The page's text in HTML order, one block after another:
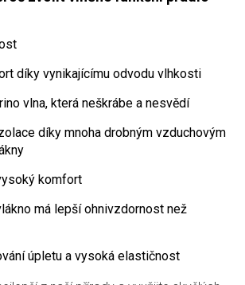
díky vynikajícímu odvodu vlhkosti
vlna, která neškrábe a nesvědí
díky mnoha drobným vzduchovým
komfort
má lepší ohnivzdornost než
úpletu a vysoká elastičnost